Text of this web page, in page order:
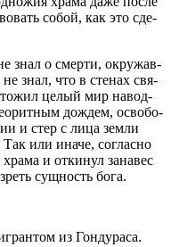
собой, как это сде­
знал о смер­ти, окру­жав­
знал, что в сте­нах свя­
целый мир навод­
дождем, осво­бо­
и стер с лица зем­ли
или ина­че, соглас­но
и отки­нул зана­вес
сущ­ность бога.
из Гон­ду­ра­са.